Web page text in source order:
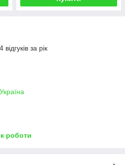
за рік
роботи